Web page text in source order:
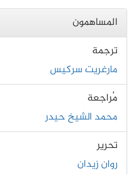
المساهمون
ترجمة
مارغريت سركيس
مُراجعة
محمد الشيخ حيدر
تحرير
روان زيدان